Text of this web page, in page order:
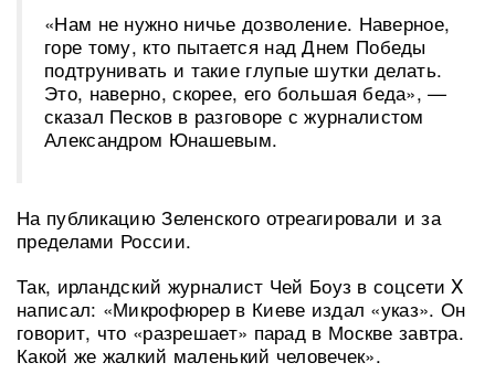
«Нам не нужно ничье дозволение. Наверное,
горе тому, кто пытается над Днем Победы
подтрунивать и такие глупые шутки делать.
Это, наверно, скорее, его большая беда», —
сказал Песков в разговоре с журналистом
Александром Юнашевым.
На публикацию Зеленского отреагировали и за
пределами России.
Так, ирландский журналист Чей Боуз в соцсети X
написал: «Микрофюрер в Киеве издал «указ». Он
говорит, что «разрешает» парад в Москве завтра.
Какой же жалкий маленький человечек».